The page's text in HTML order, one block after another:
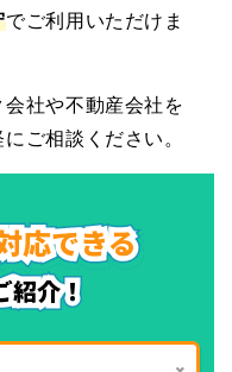
でご利用いただけま
社や不動産会社を
ご相談ください。